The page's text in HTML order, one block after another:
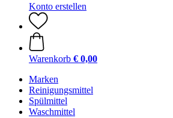
Konto erstellen
Warenkorb € 0,00
Marken
Reinigungsmittel
Spülmittel
Waschmittel